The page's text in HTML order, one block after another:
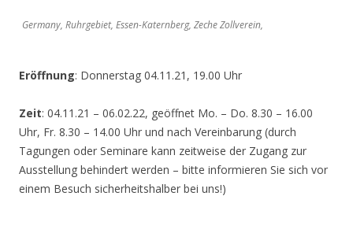
Germany, Ruhrgebiet, Essen-Katernberg, Zeche Zollverein,
Eröffnung: Donnerstag 04.11.21, 19.00 Uhr
Zeit: 04.11.21 – 06.02.22, geöffnet Mo. – Do. 8.30 – 16.00
Uhr, Fr. 8.30 – 14.00 Uhr und nach Vereinbarung (durch
Tagungen oder Seminare kann zeitweise der Zugang zur
Ausstellung behindert werden – bitte informieren Sie sich vor
einem Besuch sicherheitshalber bei uns!)